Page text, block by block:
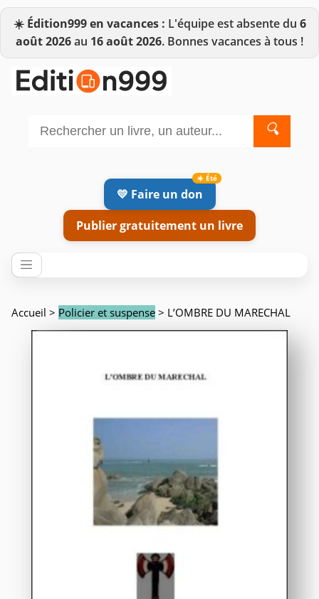
☀️ Édition999 en vacances : L'équipe est absente du 6
août 2026au 16 août 2026. Bonnes vacances à tous !
🔍
💛 Faire un don
Publier gratuitement un livre
Accueil > Policier et suspense > L’OMBRE DU MARECHAL